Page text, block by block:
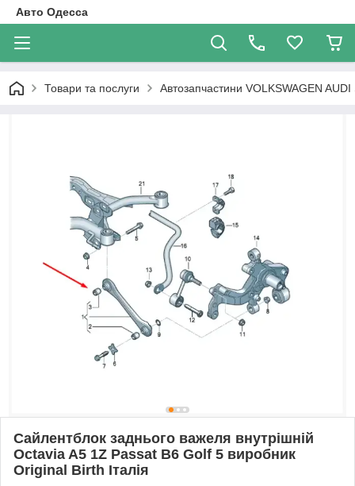
Авто Одесса
Товари та послуги Автозапчастини VOLKSWAGEN AUDI
Сайлентблок заднього важеля внутрішній
Octavia A5 1Z Passat B6 Golf 5 виробник
Original Birth Італія